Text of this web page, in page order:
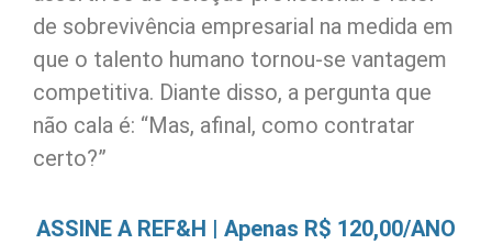
de sobrevivência empresarial na medida em
que o talento humano tornou-se vantagem
competitiva. Diante disso, a pergunta que
não cala é: “Mas, afinal, como contratar
certo?”
ASSINE A REF&H | Apenas R$ 120,00/ANO